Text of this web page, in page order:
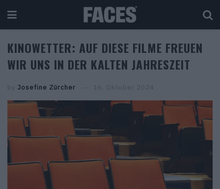
KINOWETTER: AUF DIESE FILME FREUEN
WIR UNS IN DER KALTEN JAHRESZEIT
by Josefine Zürcher 16. Oktober 2024